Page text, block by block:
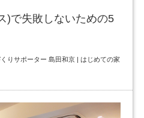
)で失敗しないための5
りサポーター 島田和京| はじめての家